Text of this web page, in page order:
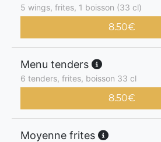
5 wings, frites, 1 boisson (33 cl)
8.50€
Menu tenders
6 tenders, frites, boisson 33 cl
8.50€
Moyenne frites